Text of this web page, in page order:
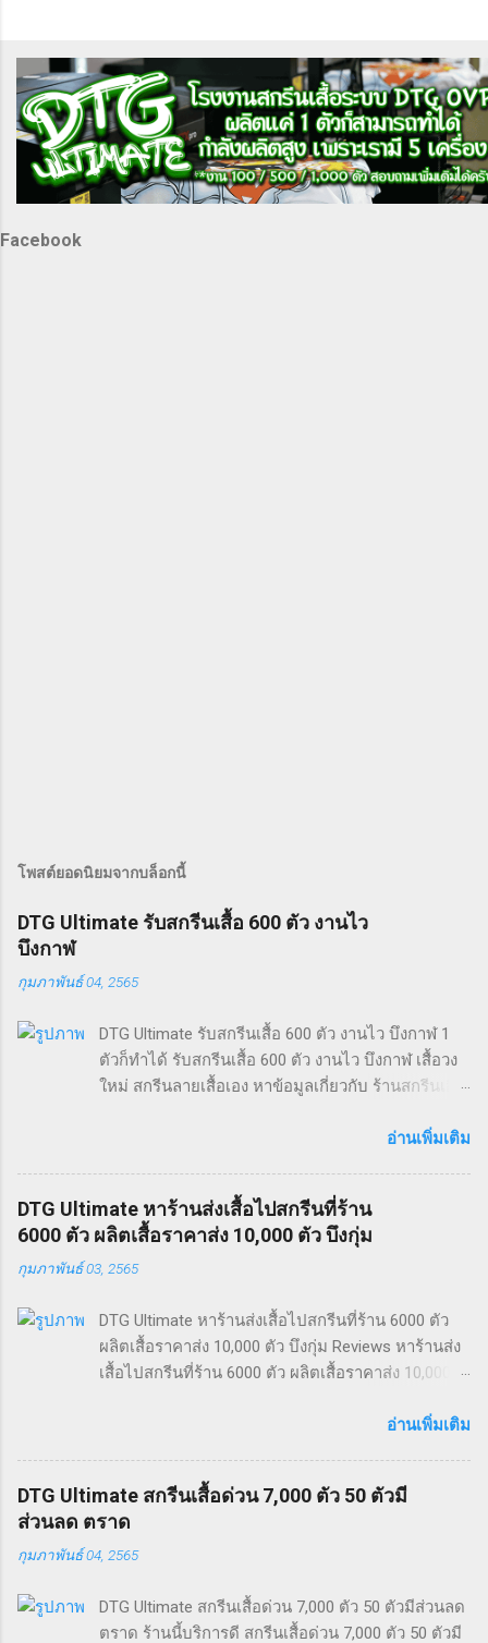
Facebook
โพสต์ยอดนิยมจากบล็อกนี้
DTG Ultimate รับสกรีนเสื้อ 600 ตัว งานไว
บึงกาฬ
กุมภาพันธ์ 04, 2565
DTG Ultimate รับสกรีนเสื้อ 600 ตัว งานไว บึงกาฬ 1
ตัวก็ทำได้ รับสกรีนเสื้อ 600 ตัว งานไว บึงกาฬ เสื้อวง
ใหม่ สกรีนลายเสื้อเอง หาข้อมูลเกี่ยวกับ ร้านสกรีนเสื้อ
dtg สีสกรีนหนัง epson v800มือสอง และ ผลิตเสื้อ
บึงกาฬ ผลงานจากทางร้าน รับสกรีนเสื้อ 600 ตัว เสื้อ
วงใหม่ สกรีนลายเสื้อเอง ร้านสกรีนเสื้อปลวกแดง เสื้อ
ยืด ลาย simpson รับสกรีนเสื้อ 600 ตัว ทั่ว
ประเทศไทย สอบถามรายละเอียดเพิ่มเติมได้ครับ คำ
“สกรีนลายเสื้อเอง” “ร้านสกรีนเสื้อปลวกแดง” “สกรีน
ลายเสื้อเอง” “สีสกรีนหนัง” “เสื้อไมล์ ls” “ผลิตเสื้อราคา
ส่ง 200 ตัวสอบถามได้” “epson v800มือสอง” “ร้าน
อ่านเพิ่มเติม
DTG Ultimate หาร้านส่งเสื้อไปสกรีนที่ร้าน
6000 ตัว ผลิตเสื้อราคาส่ง 10,000 ตัว บึงกุ่ม
กุมภาพันธ์ 03, 2565
DTG Ultimate หาร้านส่งเสื้อไปสกรีนที่ร้าน 6000 ตัว
ผลิตเสื้อราคาส่ง 10,000 ตัว บึงกุ่ม Reviews หาร้านส่ง
เสื้อไปสกรีนที่ร้าน 6000 ตัว ผลิตเสื้อราคาส่ง 10,000
เกี่ยวกับ เสื้อยืดคนงานราคาส่ง รับทําเสื้อ ovp รับทํา
ป้าย czesc และ สกรีน DTG ราคาส่ง 200 ตัวราคาส่ง.
หาร้านส่งเสื้อไปสกรีนที่ร้าน 6000 ตัว บึงกุ่ม ผลงาน
จากทางร้าน หาร้านส่งเสื้อไปสกรีนที่ร้าน 6000 ตัว
ธุรกิจพิมพ์เสื้อ ออกแบบเสื้อซิ่ง เสื้อยืดคนงานราคาส่ง
ทั่วประเทศไทย สอบถามรายละเอียดเพิ่มเติมได้ครับ
คำค้นหาที่ได้รับความนิยม “หาร้านส่งเสื้อไปสกรีนที่
อ่านเพิ่มเติม
DTG Ultimate สกรีนเสื้อด่วน 7,000 ตัว 50 ตัวมี
ส่วนลด ตราด
กุมภาพันธ์ 04, 2565
DTG Ultimate สกรีนเสื้อด่วน 7,000 ตัว 50 ตัวมีส่วนลด
ตราด ร้านนี้บริการดี สกรีนเสื้อด่วน 7,000 ตัว 50 ตัวมี